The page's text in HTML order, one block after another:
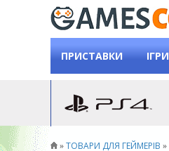
ПРИСТАВКИ ІГРИ
» ТОВАРИ ДЛЯ ГЕЙМЕРІВ »